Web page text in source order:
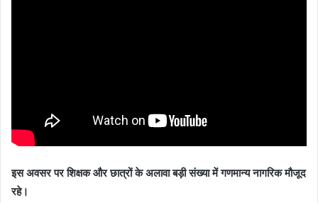
इस अवसर पर शिक्षक और छात्रों के अलावा बड़ी संख्या में गणमान्य नागरिक मौजूद
रहे।